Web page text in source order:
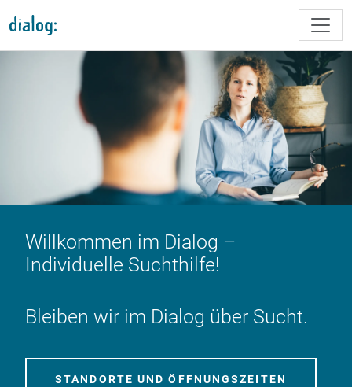
Willkommen im Dialog –
Individuelle Suchthilfe!
Bleiben wir im Dialog über Sucht.
STANDORTE UND ÖFFNUNGSZEITEN